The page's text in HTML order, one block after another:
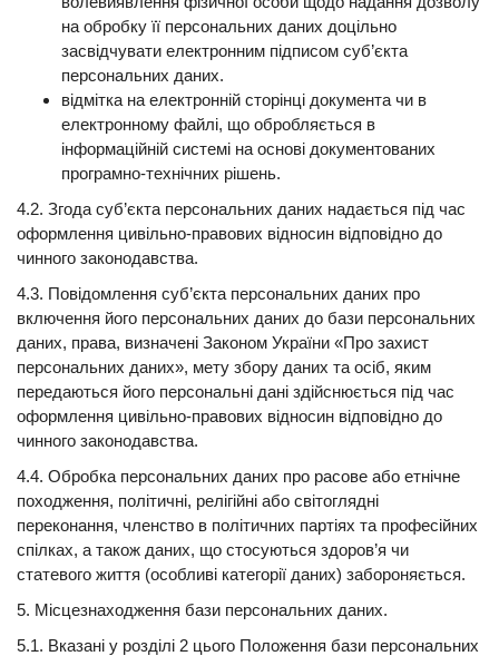
на обробку її персональних даних доцільно
засвідчувати електронним підписом суб’єкта
персональних даних.
відмітка на електронній сторінці документа чи в
електронному файлі, що обробляється в
інформаційній системі на основі документованих
програмно-технічних рішень.
4.2. Згода суб’єкта персональних даних надається під час
оформлення цивільно-правових відносин відповідно до
чинного законодавства.
4.3. Повідомлення суб’єкта персональних даних про
включення його персональних даних до бази персональних
даних, права, визначені Законом України «Про захист
персональних даних», мету збору даних та осіб, яким
передаються його персональні дані здійснюється під час
оформлення цивільно-правових відносин відповідно до
чинного законодавства.
4.4. Обробка персональних даних про расове або етнічне
походження, політичні, релігійні або світоглядні
переконання, членство в політичних партіях та професійних
спілках, а також даних, що стосуються здоров’я чи
статевого життя (особливі категорії даних) забороняється.
5. Місцезнаходження бази персональних даних.
5.1. Вказані у розділі 2 цього Положення бази персональних